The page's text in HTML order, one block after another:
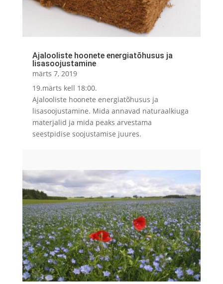
Ajalooliste hoonete energiatõhusus ja
lisasoojustamine
märts 7, 2019
19.märts kell 18:00.
Ajalooliste hoonete energiatõhusus ja
lisasoojustamine. Mida annavad naturaalkiuga
materjalid ja mida peaks arvestama
seestpidise soojustamise juures.